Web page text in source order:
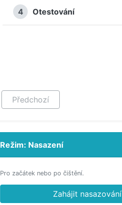
4 Otestování
Předchozí
Režim: Nasazení
Pro začátek nebo po čištění.
Zahájit nasazování